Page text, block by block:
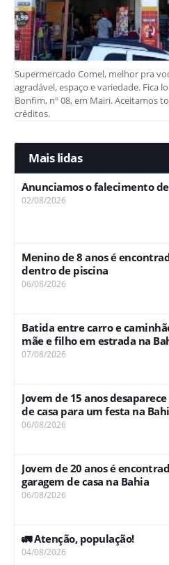
Supermercado Comel, melhor pra
agradável, espaço e variedade. Fica
Bonfim, nº 08, em Mairi. Aceitamos
créditos.
Mais lidas
Anunciamos o falecimento
02/08/2026
Menino de 8 anos é
dentro de piscina
06/08/2026
Batida entre carro e
mãe e filho em estrada na
07/08/2026
Jovem de 15 anos
de casa para um festa na
06/08/2026
Jovem de 20 anos é
garagem de casa na Bahia
06/08/2026
🚛 Atenção, população!
04/08/2026